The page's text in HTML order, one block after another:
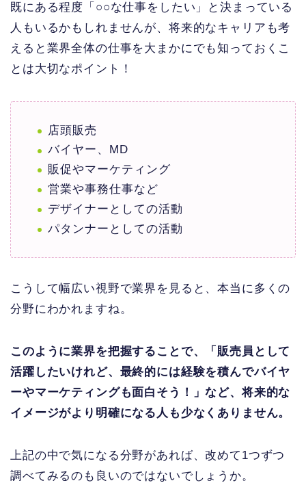
既にある程度「○○な仕事をしたい」と決まっている
人もいるかもしれませんが、将来的なキャリアも考
えると業界全体の仕事を大まかにでも知っておくこ
とは大切なポイント！
店頭販売
バイヤー、MD
販促やマーケティング
営業や事務仕事など
デザイナーとしての活動
パタンナーとしての活動
こうして幅広い視野で業界を見ると、本当に多くの
分野にわかれますね。
このように業界を把握することで、「販売員として
活躍したいけれど、最終的には経験を積んでバイヤ
ーやマーケティングも面白そう！」など、将来的な
イメージがより明確になる人も少なくありません。
上記の中で気になる分野があれば、改めて1つずつ
調べてみるのも良いのではないでしょうか。